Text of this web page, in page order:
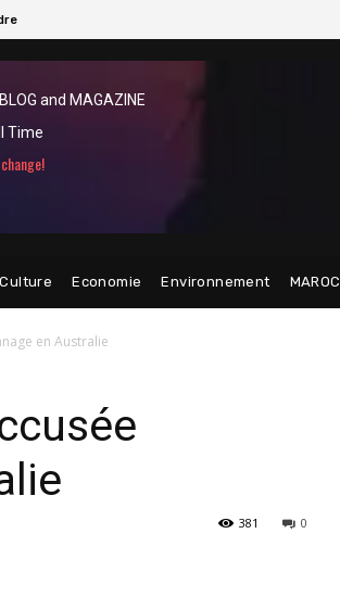
and MAGAZINE
Time
Economie Environnement MAROC
en Australie
0
381